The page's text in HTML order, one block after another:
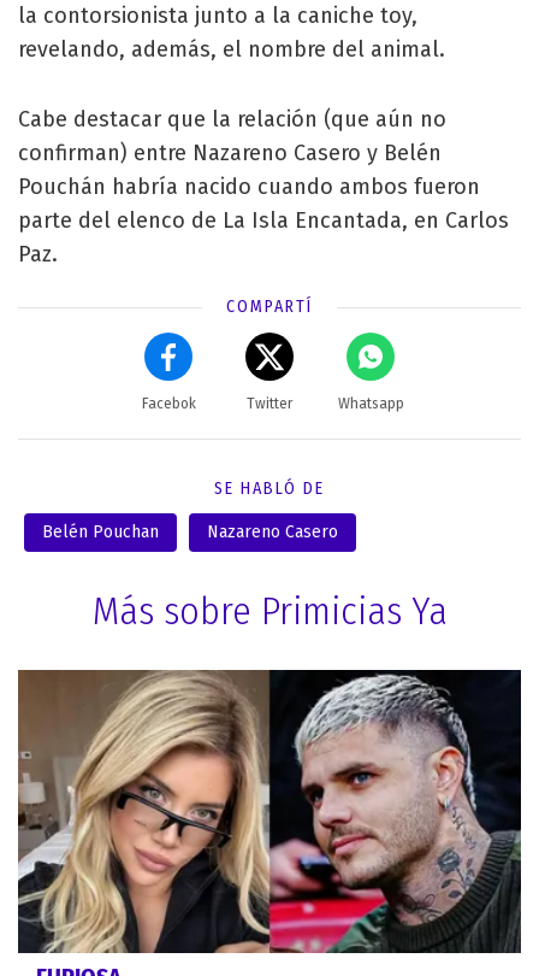
la contorsionista junto a la caniche toy,
revelando, además, el nombre del animal.
Cabe destacar que la relación (que aún no
confirman) entre Nazareno Casero y Belén
Pouchán habría nacido cuando ambos fueron
parte del elenco de La Isla Encantada, en Carlos
Paz.
COMPARTÍ
Facebok Twitter Whatsapp
SE HABLÓ DE
Belén Pouchan Nazareno Casero
Más sobre Primicias Ya